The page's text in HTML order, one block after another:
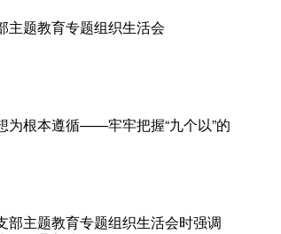
主题教育专题组织生活会
为根本遵循——牢牢把握“九个以”的
部主题教育专题组织生活会时强调